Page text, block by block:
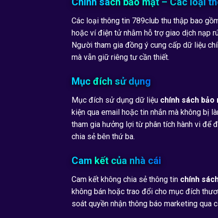
Các loại thông tin 789club thu thập bao
hoặc ví điện tử nhằm hỗ trợ giao dịch nạp
Người tham gia đồng ý cung cấp dữ liệu
mà vẫn giữ riêng tư cần thiết.
Mục đích sử dụng
Mục đích sử dụng dữ liệu chính sách
kiện qua email hoặc tin nhắn mà không bị
tham gia hưởng lợi từ phân tích hành vi để
chia sẻ bên thứ ba.
Cam kết của nhà cái
Cam kết không chia sẻ thông tin chính
không bán hoặc trao đổi cho mục đích
soát quyền nhận thông báo marketing qua